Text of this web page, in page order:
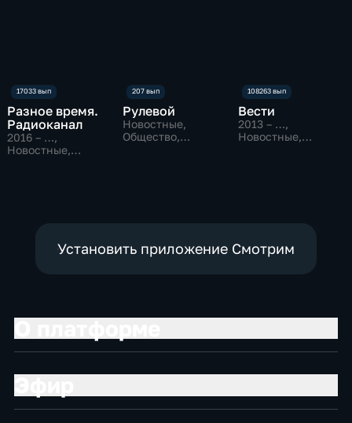
Разное время.
Радиоканал
2016 – …,
Новостные,
Рулевой
Новостные,
Общество,
Вести
2013 – …,
Новостные,
Установить приложение Смотрим